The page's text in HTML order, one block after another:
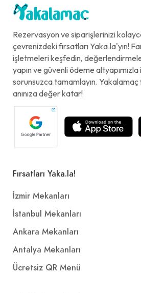
Rezervasyon ve siparişlerinizi
çevrenizdeki fırsatları Yaka.la'yın!
işletmeleri keşfedin,
yapın ve güvenli ödeme
sorunsuzca tamamlayın.
anınıza değer katar!
Fırsatları Yaka.la!
İzmir Mekanları
İstanbul Mekanları
Ankara Mekanları
Antalya Mekanları
Ücretsiz QR Menü